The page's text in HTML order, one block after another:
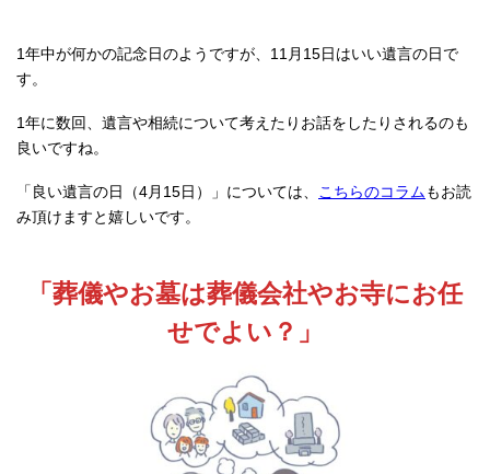
1年中が何かの記念日のようですが、11月15日はいい遺言の日で
す。
1年に数回、遺言や相続について考えたりお話をしたりされるのも
良いですね。
「良い遺言の日（4月15日）」については、 こちらのコラムもお読
み頂けますと嬉しいです。
「葬儀やお墓は葬儀会社やお寺にお任
せでよい？」